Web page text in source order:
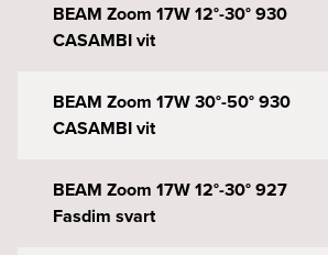
BEAM Zoom 17W 12°-30° 930
CASAMBI vit
BEAM Zoom 17W 30°-50° 930
CASAMBI vit
BEAM Zoom 17W 12°-30° 927
Fasdim svart